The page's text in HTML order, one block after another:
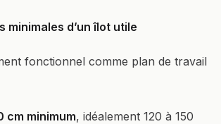
minimales d’un îlot utile
fonctionnel comme plan de travail
cm minimum, idéalement 120 à 150